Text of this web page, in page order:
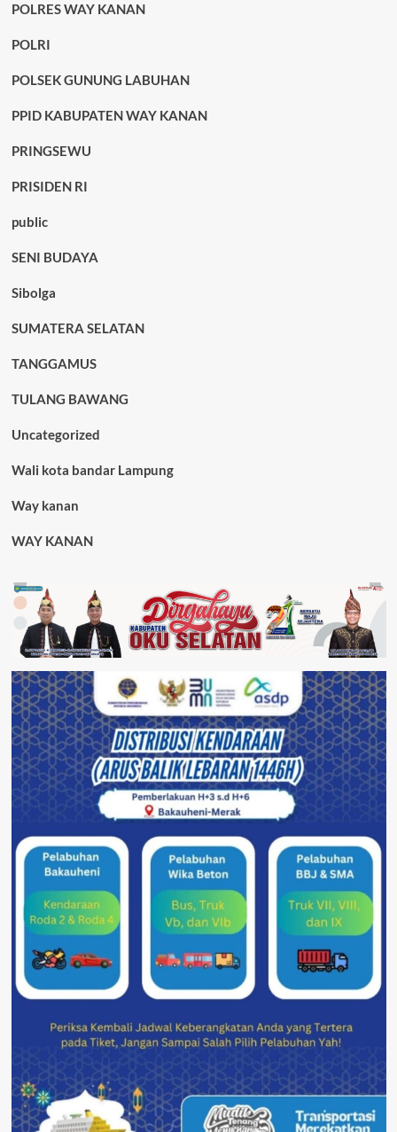
POLRES WAY KANAN
POLRI
POLSEK GUNUNG LABUHAN
PPID KABUPATEN WAY KANAN
PRINGSEWU
PRISIDEN RI
public
SENI BUDAYA
Sibolga
SUMATERA SELATAN
TANGGAMUS
TULANG BAWANG
Uncategorized
Wali kota bandar Lampung
Way kanan
WAY KANAN